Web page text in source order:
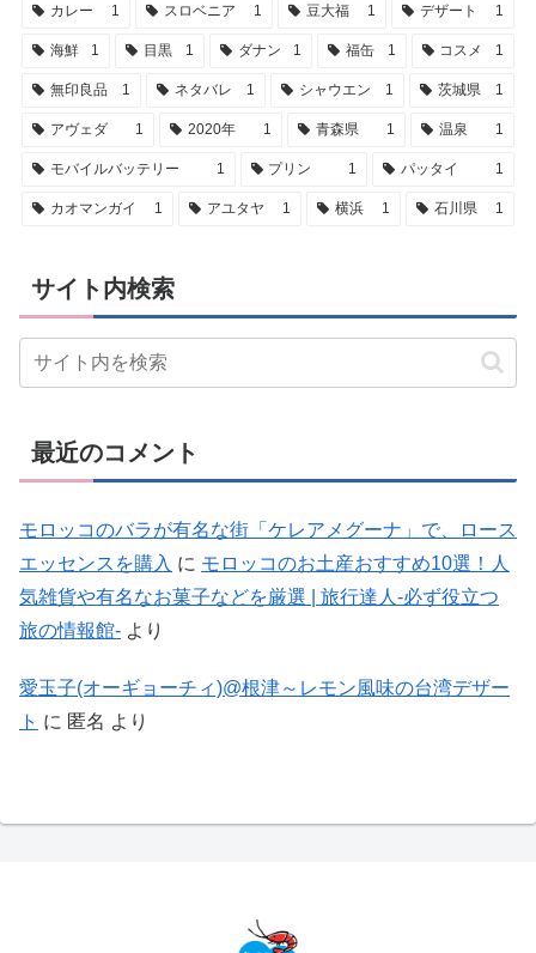
カレー 1 スロベニア 1 豆大福 1 デザート 1
海鮮 1 目黒 1 ダナン 1 福缶 1 コスメ 1
無印良品 1 ネタバレ 1 シャウエン 1 茨城県 1
アヴェダ 1 2020年 1 青森県 1 温泉 1
モバイルバッテリー 1 プリン 1 パッタイ 1
カオマンガイ 1 アユタヤ 1 横浜 1 石川県 1
サイト内検索
最近のコメント
モロッコのバラが有名な街「ケレアメグーナ」で、ロース
エッセンスを購入 に モロッコのお土産おすすめ10選！人
気雑貨や有名なお菓子などを厳選 | 旅行達人-必ず役立つ
旅の情報館- より
愛玉子(オーギョーチィ)@根津～レモン風味の台湾デザー
ト に 匿名 より